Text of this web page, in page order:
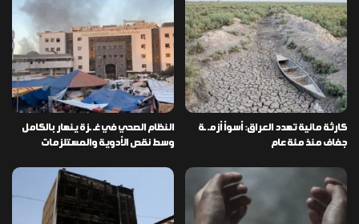
كارثة مائية تهدد العراق: أسوأ أزمـ ـة
جفاف منذ مئة عام
النظام الصحي في غـ ـزة ينهار بالكامل
وسط نقص الأدوية والمستلزمات